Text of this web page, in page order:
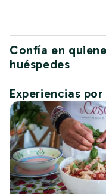
Confía en
huéspedes
Experiencias